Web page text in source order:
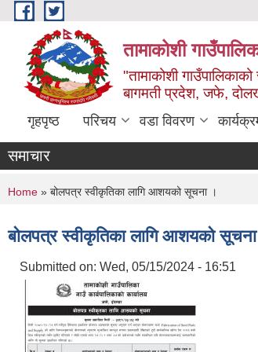
Skip to main content
तामाकोशी
"तामाकोशी
बागमती प्रदेश, जफे,
गृहपृष्ठ परिचय वडा विवरण
समाचार
You are here
Home » बोलपत्र स्वीकृतिका लागि आशयको सूचना ।
बोलपत्र स्वीकृतिका लागि आशयको
Submitted on: Wed, 05/15/2024 - 16:51